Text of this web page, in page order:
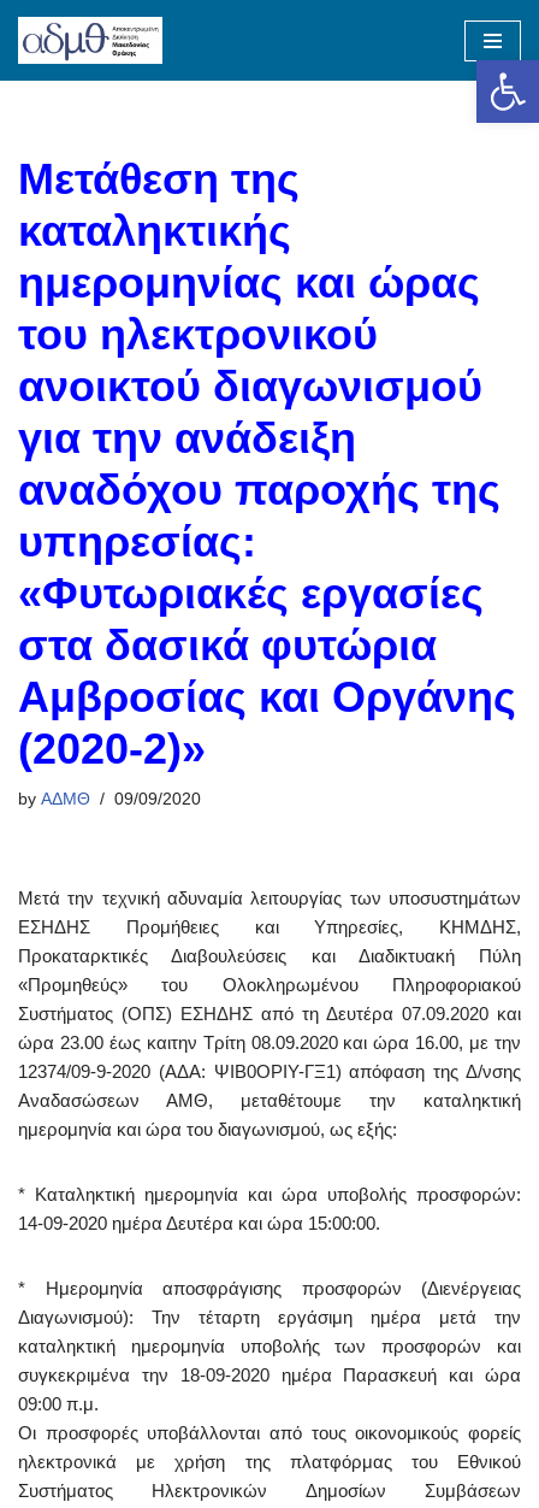
Skip
Μετάθεση της
καταληκτικής
ημερομηνίας και ώρας
του ηλεκτρονικού
ανοικτού διαγωνισμού
για την ανάδειξη
αναδόχου παροχής της
υπηρεσίας:
«Φυτωριακές εργασίες
στα δασικά φυτώρια
Αμβροσίας και Οργάνης
(2020-2)»
by ΑΔΜΘ 09/09/2020
Μετά την τεχνική αδυναμία λειτουργίας των υποσυστημάτων
ΕΣΗΔΗΣ Προμήθειες και Υπηρεσίες, ΚΗΜΔΗΣ,
Προκαταρκτικές Διαβουλεύσεις και Διαδικτυακή Πύλη
«Προμηθεύς» του Ολοκληρωμένου Πληροφοριακού
Συστήματος (ΟΠΣ) ΕΣΗΔΗΣ από τη Δευτέρα 07.09.2020 και
ώρα 23.00 έως καιτην Τρίτη 08.09.2020 και ώρα 16.00, με την
12374/09-9-2020 (ΑΔΑ: ΨΙΒ0ΟΡΙΥ-ΓΞ1) απόφαση της Δ/νσης
Αναδασώσεων ΑΜΘ, μεταθέτουμε την καταληκτική
ημερομηνία και ώρα του διαγωνισμού, ως εξής:
* Καταληκτική ημερομηνία και ώρα υποβολής προσφορών:
14-09-2020 ημέρα Δευτέρα και ώρα 15:00:00.
* Ημερομηνία αποσφράγισης προσφορών (Διενέργειας
Διαγωνισμού): Την τέταρτη εργάσιμη ημέρα μετά την
καταληκτική ημερομηνία υποβολής των προσφορών και
συγκεκριμένα την 18-09-2020 ημέρα Παρασκευή και ώρα
09:00 π.μ.
Οι προσφορές υποβάλλονται από τους οικονομικούς φορείς
ηλεκτρονικά με χρήση της πλατφόρμας του Εθνικού
Συστήματος Ηλεκτρονικών Δημοσίων Συμβάσεων